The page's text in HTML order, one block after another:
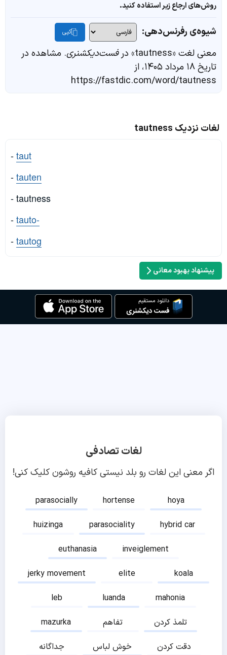
روش‌های ارجاع زیر استفاده کنید.
شیوه‌ی رفرنس‌دهی: کپی
معنی لغت «tautness» در فست‌دیکشنری. مشاهده در
تاریخ ۱۸ مرداد ۱۴۰۵، از
https://fastdic.com/word/tautness
لغات نزدیک tautness
-taut
-tauten
- tautness
-tauto-
-tautog
پیشنهاد بهبود معانی
لغات تصادفی
اگر معنی این لغات رو بلد نیستی کافیه روشون کلیک کنی!
parasocially hortense
hoya
huizinga
parasociality
hybrid car
euthanasia
inveiglement
jerky movement
elite
koala
leb
luanda
mahonia
mazurka
تفاهم
تلمذ کردن
جداگانه
خوش لباس
دقت کردن